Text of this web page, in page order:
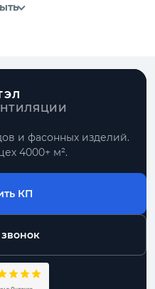
и фасонных изделий.
4000+ м².
КП
звонок